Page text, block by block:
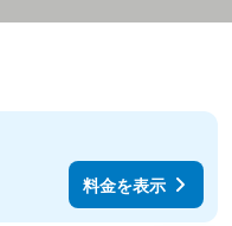
料金を表示